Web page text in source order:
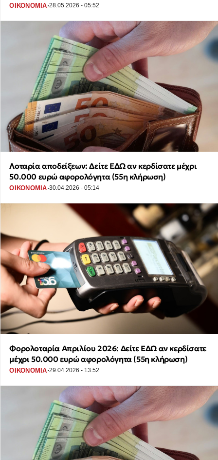
ΟΙΚΟΝΟΜΙΑ·28.05.2026 - 05:52
Λοταρία αποδείξεων: Δείτε ΕΔΩ αν κερδίσατε μέχρι
50.000 ευρώ αφορολόγητα (55η κλήρωση)
ΟΙΚΟΝΟΜΙΑ·30.04.2026 - 05:14
Φορολοταρία Απριλίου 2026: Δείτε ΕΔΩ αν κερδίσατε
μέχρι 50.000 ευρώ αφορολόγητα (55η κλήρωση)
ΟΙΚΟΝΟΜΙΑ·29.04.2026 - 13:52